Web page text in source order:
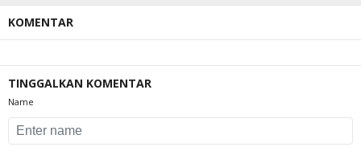
KOMENTAR
TINGGALKAN KOMENTAR
Name